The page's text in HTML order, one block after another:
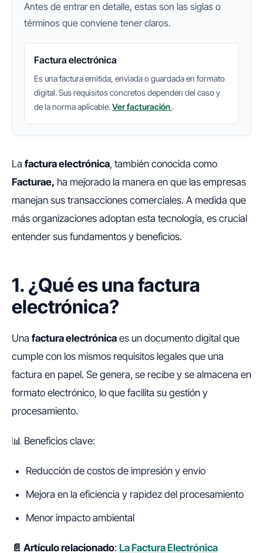
Antes de entrar en detalle, estas son las siglas o
términos que conviene tener claros.
Factura electrónica
Es una factura emitida, enviada o guardada en formato
digital. Sus requisitos concretos dependen del caso y
de la norma aplicable.Ver facturación .
La factura electrónica, también conocida como
Facturae, ha mejorado la manera en que las empresas
manejan sus transacciones comerciales. A medida que
más organizaciones adoptan esta tecnología, es crucial
entender sus fundamentos y beneficios.
1. ¿Qué es una factura
electrónica?
Una factura electrónica es un documento digital que
cumple con los mismos requisitos legales que una
factura en papel. Se genera, se recibe y se almacena en
formato electrónico, lo que facilita su gestión y
procesamiento.
📊 Beneficios clave:
Reducción de costos de impresión y envío
Mejora en la eficiencia y rapidez del procesamiento
Menor impacto ambiental
📄 Artículo relacionado: La Factura Electrónica